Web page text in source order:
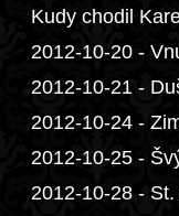
Kudy chodil
2012-10-20 -
2012-10-21 -
2012-10-24 -
2012-10-25 -
2012-10-28 -